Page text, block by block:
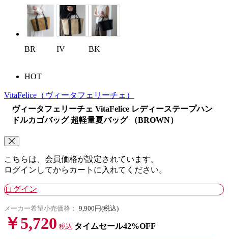
BR IV BK
HOT
VitaFelice （ヴィータフェリーチェ）
ヴィータフェリーチェ VitaFelice レディーステープハン
ドルカゴバッグ 超軽量夏バッグ （BROWN）
こちらは、会員価格が設定されています。
ログインしてからカートに入れてください。
ログイン
メーカー希望小売価格： 9,900円(税込)
￥5,720 税込 タイムセール42%OFF